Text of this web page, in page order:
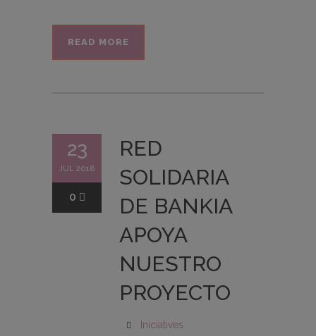
READ MORE
23
JUL 2018
0
RED
SOLIDARIA
DE BANKIA
APOYA
NUESTRO
PROYECTO
Iniciatives